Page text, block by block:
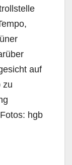
auf
zu
hgb